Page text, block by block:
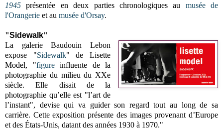
1945
présentée en deux parties chronologiques au musée de
l'Orangerie et au musée d'Orsay.
"Sidewalk"
La galerie Baudouin Lebon
expose "Sidewalk" de Lisette
Model, "figureinfluente de la
photographie du milieu du XXe
siècle. Elle disait de la
photographie qu’elle est "l’art de
l’instant", devise qui va guider son regard tout au long de sa
carrière. Cette exposition présente des images provenant d’Europe
et des États-Unis, datant des années 1930 à 1970."